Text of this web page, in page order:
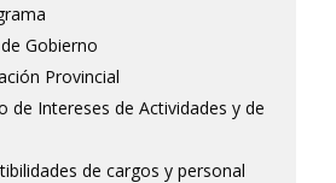
Gobierno
Provincial
de Intereses de Actividades y de
de cargos y personal